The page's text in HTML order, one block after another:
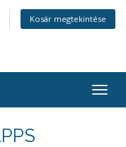
Kosár megtekintése